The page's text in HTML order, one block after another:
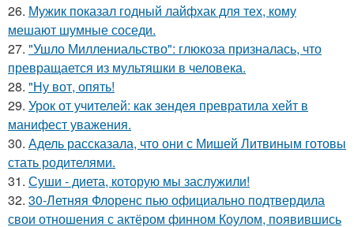
26. Мужик показал годный лайфхак для тех, кому
мешают шумные соседи.
27. "Ушло Миллениальство": глюкоза призналась, что
превращается из мультяшки в человека.
28. "Ну вот, опять!
29. Урок от учителей: как зендея превратила хейт в
манифест уважения.
30. Адель рассказала, что они с Мишей Литвиным готовы
стать родителями.
31. Суши - диета, которую мы заслужили!
32. 30-Летняя Флоренс пью официально подтвердила
свои отношения с актёром финном Коулом, появившись